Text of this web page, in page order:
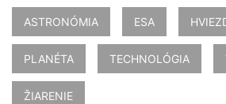
ASTRONÓMIA ESA
PLANÉTA TECHNOLÓGIA
ŽIARENIE